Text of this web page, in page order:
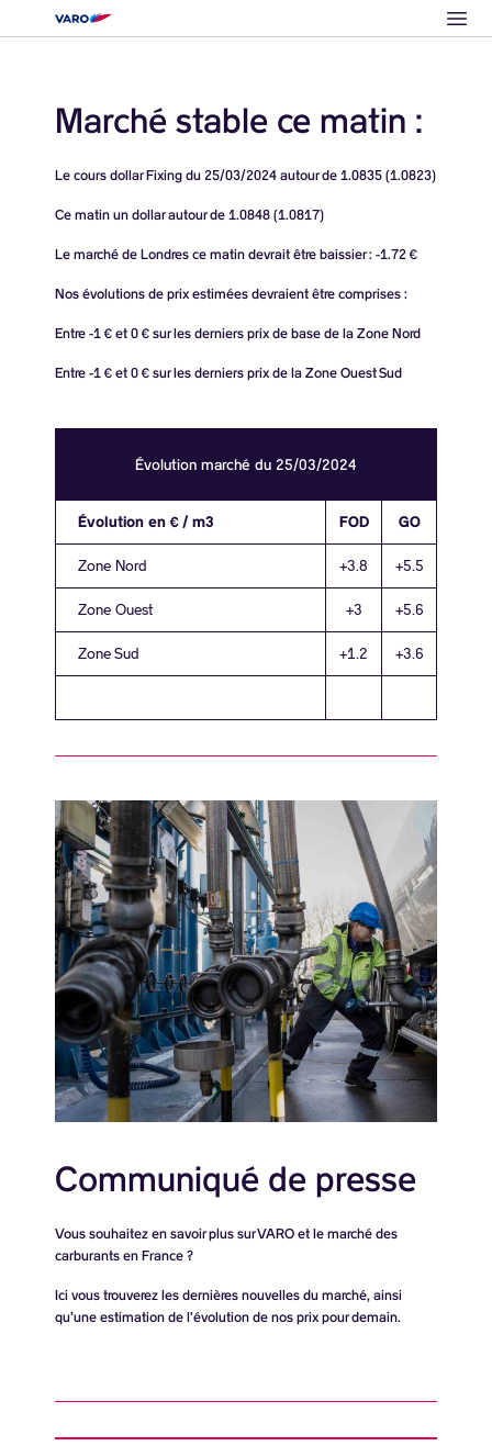
Marché stable ce matin :
Le cours dollar Fixing du 25/03/2024 autour de 1.0835 (1.0823)
Ce matin un dollar autour de 1.0848 (1.0817)
Le marché de Londres ce matin devrait être baissier : -1.72 €
Nos évolutions de prix estimées devraient être comprises :
Entre -1 € et 0 € sur les derniers prix de base de la Zone Nord
Entre -1 € et 0 € sur les derniers prix de la Zone Ouest Sud
Évolution marché du 25/03/2024
Évolution en € / m3 FOD GO
Zone Nord +3.8 +5.5
Zone Ouest +3 +5.6
Zone Sud +1.2 +3.6
Communiqué de presse
Vous souhaitez en savoir plus sur VARO et le marché des
carburants en France ?
Ici vous trouverez les dernières nouvelles du marché, ainsi
qu’une estimation de l’évolution de nos prix pour demain.